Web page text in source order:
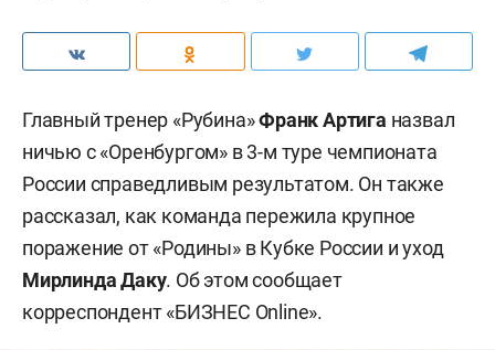
Главный тренер «Рубина»Франк Артига назвал
ничью с «Оренбургом» в 3-м туре чемпионата
России справедливым результатом. Он также
рассказал, как команда пережила крупное
поражение от «Родины» в Кубке России и уход
Мирлинда Даку. Об этом сообщает
корреспондент «БИЗНЕС Online».